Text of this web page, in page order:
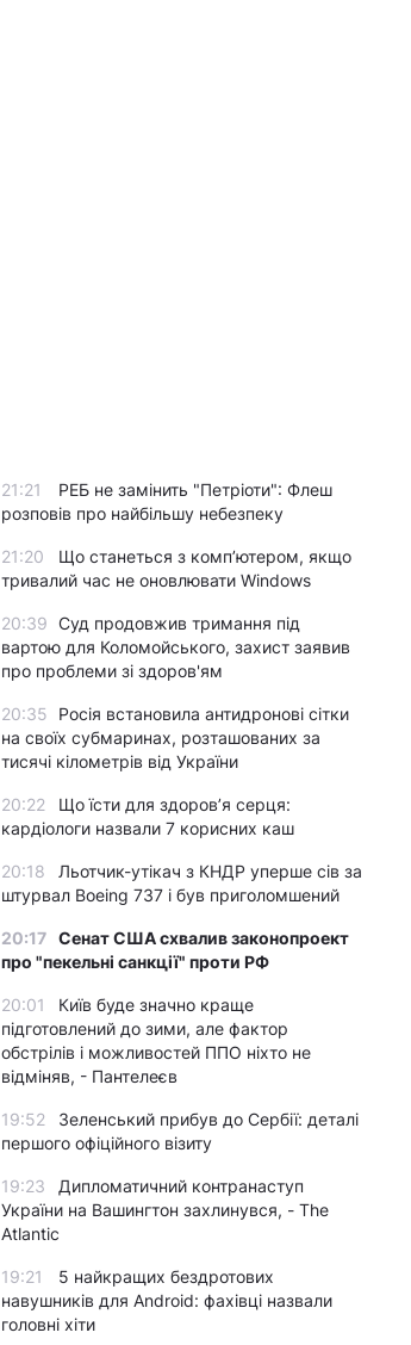
21:21
РЕБ не замінить "Петріоти": Флеш
розповів про найбільшу небезпеку
21:20
Що станеться з комп’ютером, якщо
тривалий час не оновлювати Windows
20:39 Суд продовжив тримання під
вартою для Коломойського, захист заявив
про проблеми зі здоров'ям
20:35
Росія встановила антидронові сітки
на своїх субмаринах, розташованих за
тисячі кілометрів від України
20:22
Що їсти для здоров’я серця:
кардіологи назвали 7 корисних каш
20:18
Льотчик-утікач з КНДР уперше сів за
штурвал Boeing 737 і був приголомшений
20:17 Сенат США схвалив законопроект
про "пекельні санкції" проти РФ
20:01
Київ буде значно краще
підготовлений до зими, але фактор
обстрілів і можливостей ППО ніхто не
відміняв, - Пантелеєв
19:52
Зеленський прибув до Сербії: деталі
першого офіційного візиту
19:23
Дипломатичний контранаступ
України на Вашингтон захлинувся, - The
Atlantic
19:21
5 найкращих бездротових
навушників для Android: фахівці назвали
головні хіти